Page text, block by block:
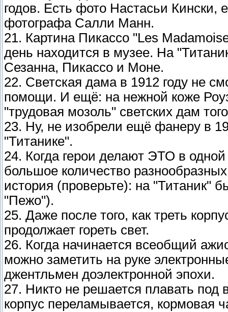
годов. Есть фото Настасьи Кински,
фотографа Салли Манн.
21. Картина Пикассо "Les
день находится в музее. На
Сезанна, Пикассо и Моне.
22. Светская дама в 1912 году не
помощи. И ещё: на нежной коже
"трудовая мозоль" светских дам
23. Ну, не изобрели ещё фанеру в
"Титанике".
24. Когда герои делают ЭТО в
большое количество
история (проверьте): на "Титаник"
"Пежо").
25. Даже после того, как треть
продолжает гореть свет.
26. Когда начинается всеобщий
можно заметить на руке
джентльмен доэлектронной эпохи.
27. Никто не решается плавать
корпус переламывается, кормовая